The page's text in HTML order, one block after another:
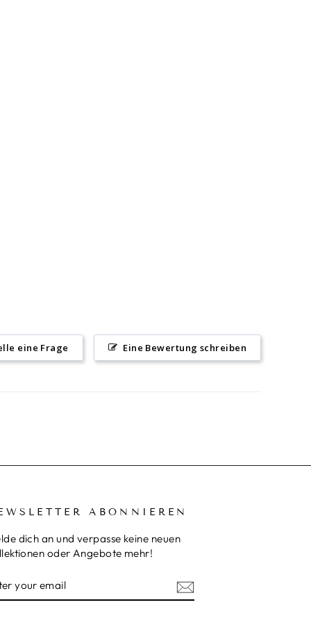
Eine Bewertung schreiben
eine Frage
ABONNIEREN
dich an und verpasse keine neuen
oder Angebote mehr!